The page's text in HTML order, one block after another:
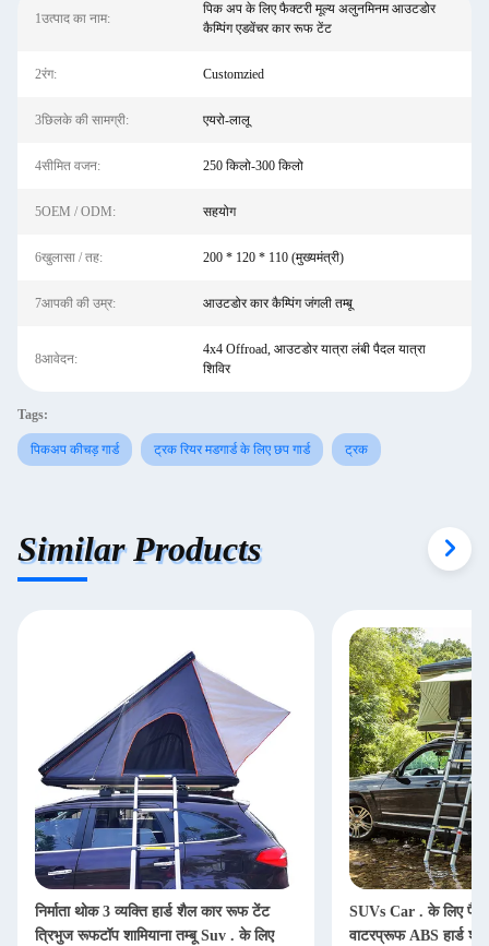
1उत्पाद का नाम:
पिक अप के लिए फैक्टरी मूल्य अलुनमिनम आउटडोर
कैम्पिंग एडवेंचर कार रूफ टेंट
2रंग: Customzied
3छिलके की सामग्री: एयरो-लालू
4सीमित वजन: 250 किलो-300 किलो
5OEM / ODM: सहयोग
6खुलासा / तह: 200 * 120 * 110 (मुख्यमंत्री)
7आपकी की उम्र: आउटडोर कार कैम्पिंग जंगली तम्बू
8आवेदन:
4x4 Offroad, आउटडोर यात्रा लंबी पैदल यात्रा
शिविर
Tags:
पिकअप कीचड़ गार्ड ट्रक रियर मडगार्ड के लिए छप गार्ड ट्रक
Similar Products
निर्माता थोक 3 व्यक्ति हार्ड शैल कार रूफ टेंट
त्रिभुज रूफटॉप शामियाना तम्बू Suv . के लिए
SUVs Car . के लिए
वाटरप्रूफ ABS हार्ड